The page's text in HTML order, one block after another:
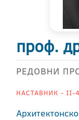
проф.
РЕДОВНИ
НАСТАВНИК - II-4